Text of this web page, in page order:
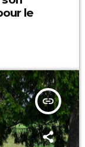
le
insert_link